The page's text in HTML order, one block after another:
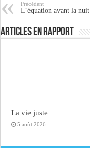
Précédent
L’équation avant la nuit
Articles en rapport
La vie juste
5 août 2026